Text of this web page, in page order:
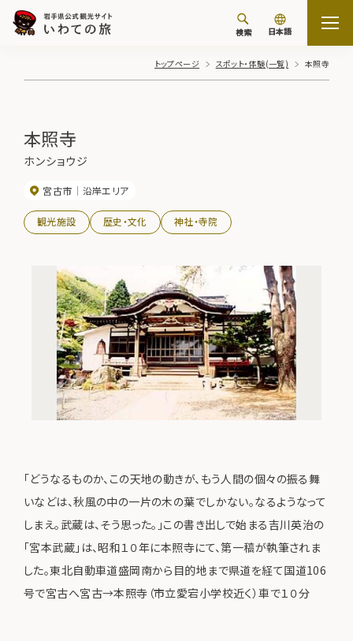
検索 日本語
トップページ スポット・体験(一覧) 本照寺
本照寺
ホンショウジ
宮古市 沿岸エリア
観光施設 歴史・文化 神社・寺院
「どうなるものか、この天地の動きが、もう人間の個々の振る舞
いなどは、秋風の中の一片の木の葉でしかない。なるようなって
しまえ。武蔵は、そう思った。」この書き出しで始まる吉川英治の
「宮本武蔵」は、昭和１０年に本照寺にて、第一稿が執筆されま
した。東北自動車道盛岡南から目的地まで県道を経て国道106
号で宮古へ宮古→本照寺（市立愛宕小学校近く）車で１０分